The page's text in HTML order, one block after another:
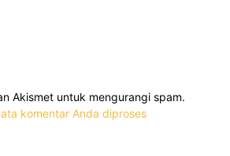
Akismet untuk mengurangi spam.
komentar Anda diproses